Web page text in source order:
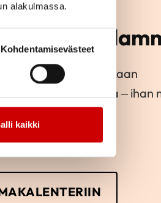
alakulmassa.
Kohdentamisevästeet
kaikki
ja lähde mukaan
toimintaa – ihan